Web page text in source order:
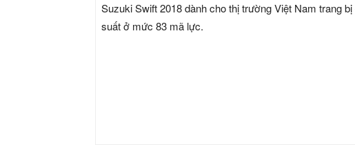
Suzuki Swift 2018 dành cho thị trường Việt Nam trang
suất ở mức 83 mã lực.